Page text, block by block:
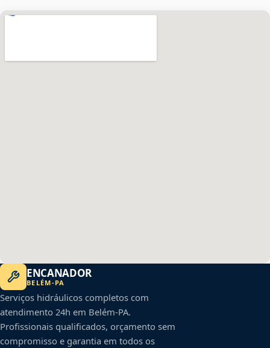
ENCANADOR
BELÉM-PA
Serviços hidráulicos completos com
atendimento 24h em Belém-PA.
Profissionais qualificados, orçamento sem
compromisso e garantia em todos os